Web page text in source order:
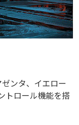
ンタ、イエロー
トロール機能を搭